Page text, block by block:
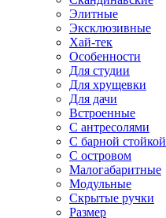
Элитные
Эксклюзивные
Хай-тек
Особенности
Для студии
Для хрущевки
Для дачи
Встроенные
С антресолями
С барной стойкой
С островом
Малогабаритные
Модульные
Скрытые ручки
Размер